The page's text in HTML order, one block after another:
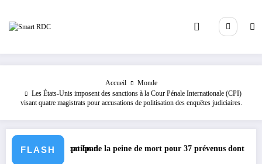
contenu
Accueil
Monde
Les États-Unis imposent des sanctions à la Cour Pénale Internationale (CPI)
visant quatre magistrats pour accusations de politisation des enquêtes judiciaires.
FLASH
Apo Ipan.
Confirmation de la peine de mort pour 37 prévenus dont Jean-